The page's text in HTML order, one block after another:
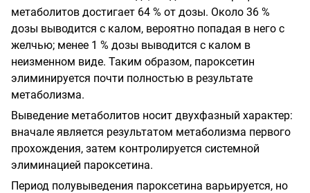
метаболитов достигает 64 % от дозы. Около 36 %
дозы выводится с калом, вероятно попадая в него с
желчью; менее 1 % дозы выводится с калом в
неизменном виде. Таким образом, пароксетин
элиминируется почти полностью в результате
метаболизма.
Выведение метаболитов носит двухфазный характер:
вначале является результатом метаболизма первого
прохождения, затем контролируется системной
элиминацией пароксетина.
Период полувыведения пароксетина варьируется, но